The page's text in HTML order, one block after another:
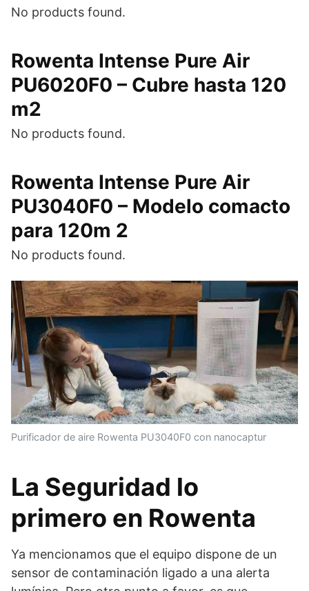
No products found.
Rowenta Intense Pure Air
PU6020F0 – Cubre hasta 120
m2
No products found.
Rowenta Intense Pure Air
PU3040F0 – Modelo comacto
para 120m 2
No products found.
Purificador de aire Rowenta PU3040F0 con nanocaptur
La Seguridad lo
primero en Rowenta
Ya mencionamos que el equipo dispone de un
sensor de contaminación ligado a una alerta